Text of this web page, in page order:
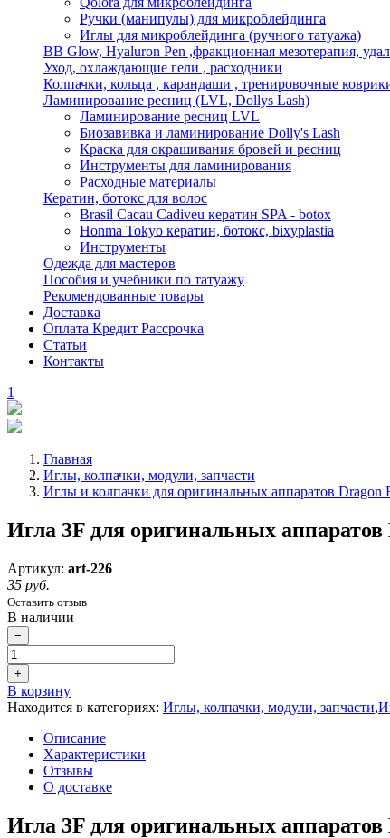
Ручки (манипулы) для микроблейдинга
Иглы для микроблейдинга (ручного татуажа)
BB Glow, Hyaluron Pen ,фракционная мезотерапия,
Уход, охлаждающие гели , расходники
Колпачки, кольца , карандаши , тренировочные
Ламинирование ресниц (LVL, Dollys Lash)
Ламинирование ресниц LVL
Биозавивка и ламинирование Dolly's Lash
Краска для окрашивания бровей и ресниц
Инструменты для ламинирования
Расходные материалы
Кератин, ботокс для волос
Brasil Cacau Cadiveu кератин SPA - botox
Honma Tokyo кератин, ботокс, bixyplastia
Инструменты
Одежда для мастеров
Пособия и учебники по татуажу
Рекомендованные товары
Доставка
Оплата Кредит Рассрочка
Статьи
Контакты
1
Главная
Иглы, колпачки, модули, запчасти
Иглы и колпачки для оригинальных аппаратов Dragon
Игла 3F для оригинальных аппаратов
Артикул: art-226
35 руб.
Оставить отзыв
В наличии
−
+
В корзину
Находится в категориях: Иглы, колпачки, модули, запчасти,
Описание
Характеристики
Отзывы
О доставке
Игла 3F для оригинальных аппаратов